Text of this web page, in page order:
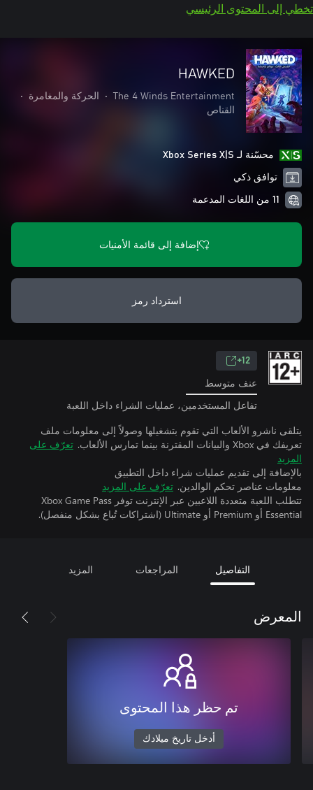
تخطي إلى المحتوى الرئيسي
HAWKED
The 4 Winds Entertainment
• الحركة والمغامرة
•
القناص
محسّنة لـ Xbox Series X|S
توافق ذكي
11 من اللغات المدعمة
إضافة إلى قائمة الأمنيات
استرداد رمز
12+
عنف متوسط
تفاعل المستخدمين، عمليات الشراء داخل اللعبة
يتلقى ناشرو الألعاب التي تقوم بتشغيلها وصولاً إلى معلومات ملف
تعريفك في Xbox والبيانات المقترنة بينما تمارس الألعاب.
تعرّف على
المزيد
بالإضافة إلى تقديم عمليات شراء داخل التطبيق
معلومات عناصر تحكم الوالدين. تعرّف على المزيد
تتطلب اللعبة متعددة اللاعبين عبر الإنترنت توفر Xbox Game Pass
Essential أو Premium أو Ultimate (اشتراكات تُباع بشكل منفصل).
التفاصيل المراجعات المزيد
المعرض
تم حظر هذا المحتوى
أدخل تاريخ ميلادك